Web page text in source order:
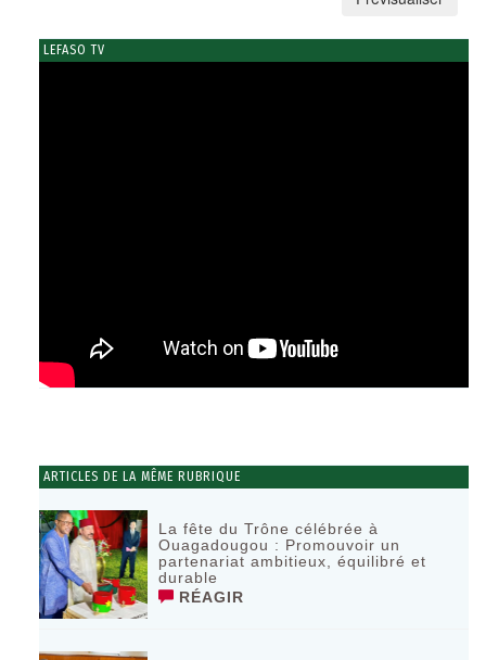
LEFASO TV
ARTICLES DE LA MÊME RUBRIQUE
La fête du Trône célébrée à
Ouagadougou : Promouvoir un
partenariat ambitieux, équilibré et
durable
RÉAGIR